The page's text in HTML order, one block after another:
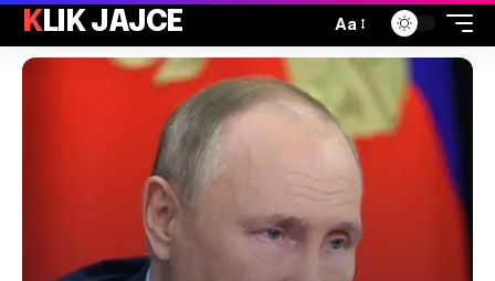
KLIK JAJCE Aa